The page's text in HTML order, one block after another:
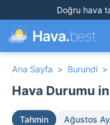
Doğru hava
Hava.best
Ana Sayfa > Burundi >
Hava Durumu
Tahmin Ağustos